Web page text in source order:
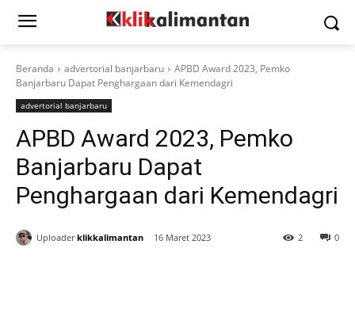
Beranda advertorial banjarbaru
APBD Award 2023, Pemko
Banjarbaru Dapat Penghargaan dari Kemendagri
advertorial banjarbaru
APBD Award 2023, Pemko
Banjarbaru Dapat
Penghargaan dari Kemendagri
Uploader klikkalimantan 16 Maret 2023 0
2